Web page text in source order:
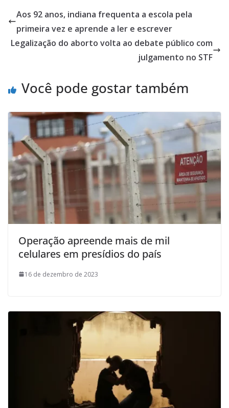
Aos 92 anos, indiana frequenta a escola pela
primeira vez e aprende a ler e escrever
Legalização do aborto volta ao debate público com
julgamento no STF
Você pode gostar também
Operação apreende mais de mil
celulares em presídios do país
16 de dezembro de 2023